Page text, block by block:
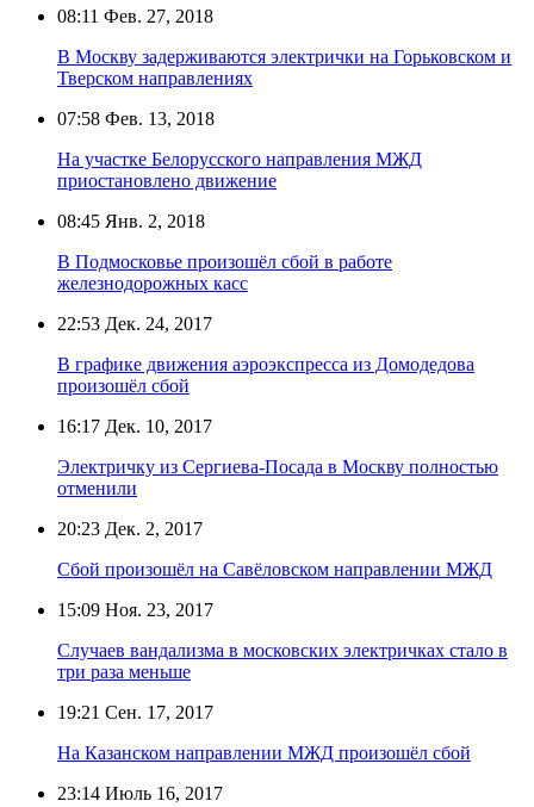
08:11 Фев. 27, 2018
В Москву задерживаются электрички на Горьковском и
Тверском направлениях
07:58 Фев. 13, 2018
На участке Белорусского направления МЖД
приостановлено движение
08:45 Янв. 2, 2018
В Подмосковье произошёл сбой в работе
железнодорожных касс
22:53 Дек. 24, 2017
В графике движения аэроэкспресса из Домодедова
произошёл сбой
16:17 Дек. 10, 2017
Электричку из Сергиева-Посада в Москву полностью
отменили
20:23 Дек. 2, 2017
Сбой произошёл на Савёловском направлении МЖД
15:09 Ноя. 23, 2017
Случаев вандализма в московских электричках стало в
три раза меньше
19:21 Сен. 17, 2017
На Казанском направлении МЖД произошёл сбой
23:14 Июль 16, 2017